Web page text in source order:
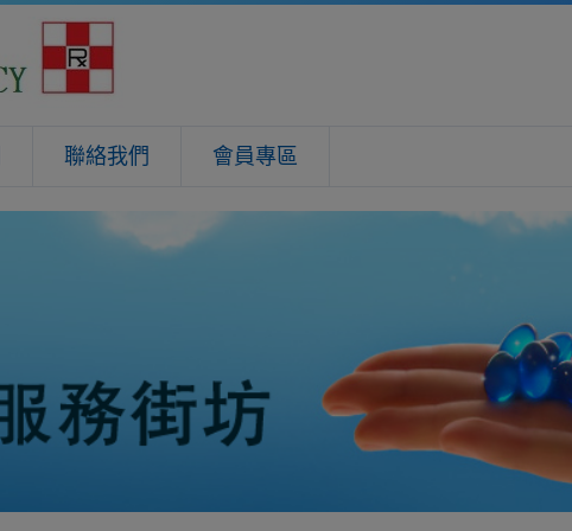
聯絡我們 會員專區